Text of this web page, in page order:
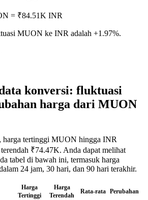
= ₹84.51K INR
MUON ke INR adalah +1.97%.
konversi: fluktuasi
harga dari MUON
harga tertinggi MUON hingga INR
₹74.47K. Anda dapat melihat
tabel di bawah ini, termasuk harga
24 jam, 30 hari, dan 90 hari terakhir.
Harga
Tertinggi
Harga
Terendah
Rata-rata
Perubahan